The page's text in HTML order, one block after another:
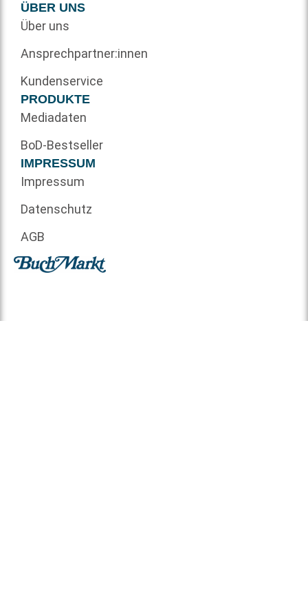
ÜBER UNS
Über uns
Ansprechpartner:innen
Kundenservice
PRODUKTE
Mediadaten
BoD-Bestseller
IMPRESSUM
Impressum
Datenschutz
AGB